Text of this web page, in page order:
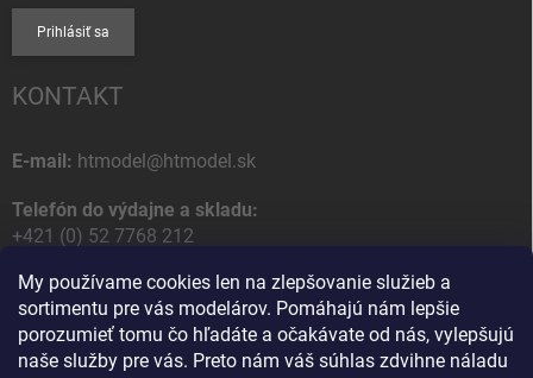
My používame cookies len na zlepšovanie služieb a
sortimentu pre vás modelárov. Pomáhajú nám lepšie
porozumieť tomu čo hľadáte a očakávate od nás, vylepšujú
naše služby pre vás. Preto nám váš súhlas zdvihne náladu
Prihlásiť sa
KONTAKT
E-mail: htmodel@htmodel.sk
Telefón do výdajne a skladu:
+421 (0) 52 7768 212
Poštová / Odberná adresa:
HT model
Na letisko 49
058 01 Poprad